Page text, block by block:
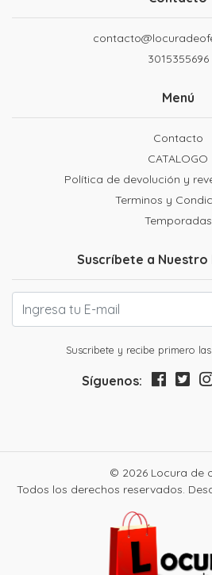
3015355696
Menú
Contacto
CATALOGO
Política de devolución y
Terminos y
Temporadas
Suscríbete a
Suscribete y recibe primero
Síguenos:
© 2026 Locura de
Todos los derechos reservados.